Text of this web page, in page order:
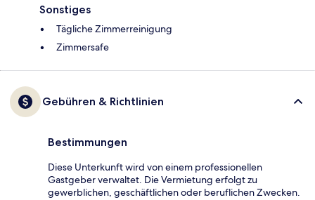
Sonstiges
Tägliche Zimmerreinigung
Zimmersafe
Gebühren & Richtlinien
Bestimmungen
Diese Unterkunft wird von einem professionellen
Gastgeber verwaltet. Die Vermietung erfolgt zu
gewerblichen, geschäftlichen oder beruflichen Zwecken.